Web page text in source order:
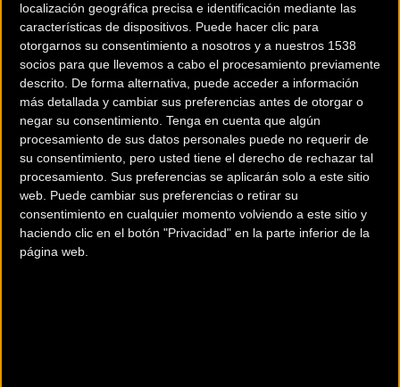
localización geográfica precisa e identificación mediante las
características de dispositivos. Puede hacer clic para
otorgarnos su consentimiento a nosotros y a nuestros 1538
socios para que llevemos a cabo el procesamiento previamente
descrito. De forma alternativa, puede acceder a información
más detallada y cambiar sus preferencias antes de otorgar o
negar su consentimiento. Tenga en cuenta que algún
procesamiento de sus datos personales puede no requerir de
su consentimiento, pero usted tiene el derecho de rechazar tal
procesamiento. Sus preferencias se aplicarán solo a este sitio
web. Puede cambiar sus preferencias o retirar su
consentimiento en cualquier momento volviendo a este sitio y
haciendo clic en el botón "Privacidad" en la parte inferior de la
página web.
La principal novedad de esta edición se encuentra en el
recorrido de media distancia. Con una extensión de 106
kilómetros, este trazado se adentra de forma íntegra en la
Reserva Natural Llaberia. Se trata de una propuesta 100%
inédita que busca ofrecer al ciclista una experiencia visual
y técnica diferente, alejándose de las rutas convencionales
y priorizando la belleza paisajística de este espacio
protegido.